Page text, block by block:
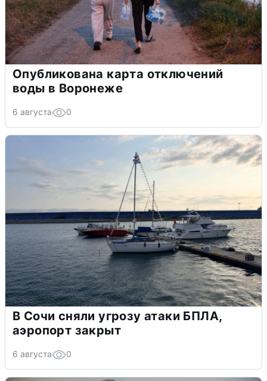
Опубликована карта отключений
воды в Воронеже
6 августа 0
В Сочи сняли угрозу атаки БПЛА,
аэропорт закрыт
6 августа 0